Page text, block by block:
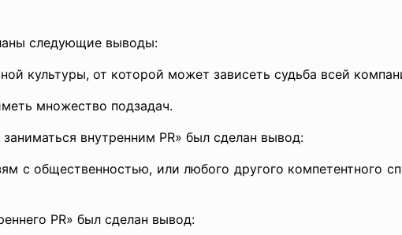
следующие выводы:
культуры, от которой может зависеть судьба всей
множество подзадач.
внутренним PR» был сделан вывод:
с общественностью, или любого другого компетентного
PR» был сделан вывод: